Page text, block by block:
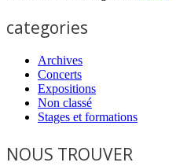
categories
Archives
Concerts
Expositions
Non classé
Stages et formations
NOUS TROUVER